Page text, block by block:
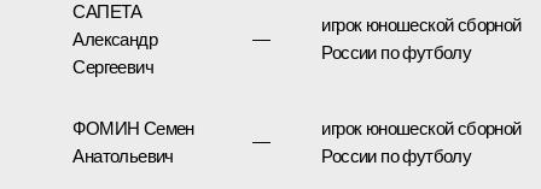
САПЕТА
Александр
Сергеевич
—
игрок юношеской сборной
России по футболу
ФОМИН Семен
Анатольевич
—
игрок юношеской сборной
России по футболу